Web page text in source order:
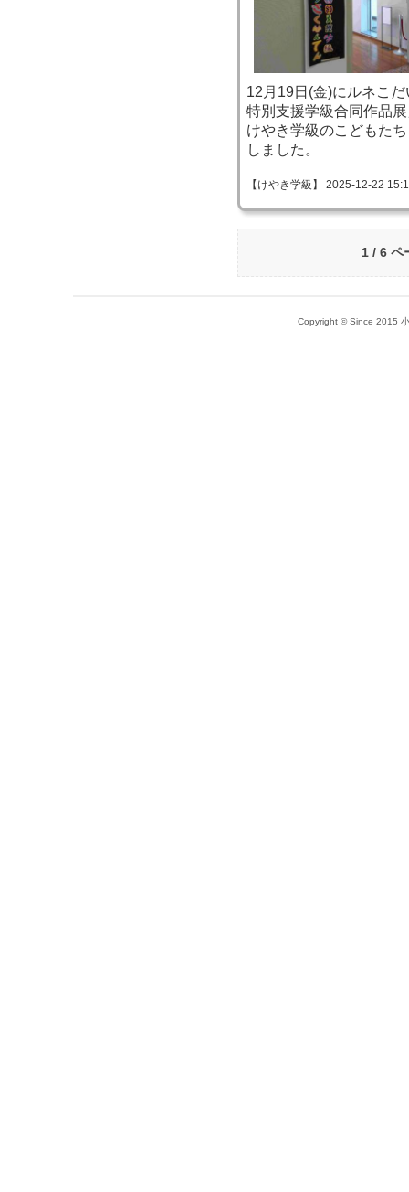
12月19日(金)にルネこ
特別支援学級合同作品
けやき学級のこどもた
しました。
【けやき学級】 2025-12-22
1 / 6 ペ
Copyright © Since 2015